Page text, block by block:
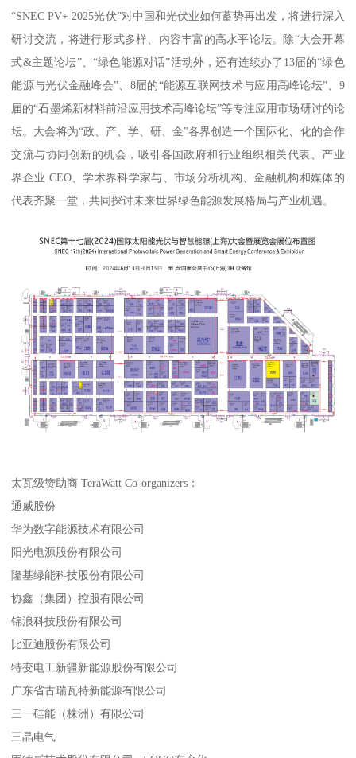
“SNEC PV+ 2025光伏”对中国和光伏业如何蓄势再出发，将进行深入
研讨交流，将进行形式多样、内容丰富的高水平论坛。除“大会开幕
式&主题论坛”、“绿色能源对话”活动外，还有连续办了13届的“绿色
能源与光伏金融峰会”、8届的“能源互联网技术与应用高峰论坛”、9
届的“石墨烯新材料前沿应用技术高峰论坛”等专注应用市场研讨的论
坛。大会将为“政、产、学、研、金”各界创造一个国际化、化的合作
交流与协同创新的机会，吸引各国政府和行业组织相关代表、产业
界企业 CEO、学术界科学家与、市场分析机构、金融机构和媒体的
代表齐聚一堂，共同探讨未来世界绿色能源发展格局与产业机遇。
太瓦级赞助商 TeraWatt Co-organizers：
通威股份
华为数字能源技术有限公司
阳光电源股份有限公司
隆基绿能科技股份有限公司
协鑫（集团）控股有限公司
锦浪科技股份有限公司
比亚迪股份有限公司
特变电工新疆新能源股份有限公司
广东省古瑞瓦特新能源有限公司
三一硅能（株洲）有限公司
三晶电气